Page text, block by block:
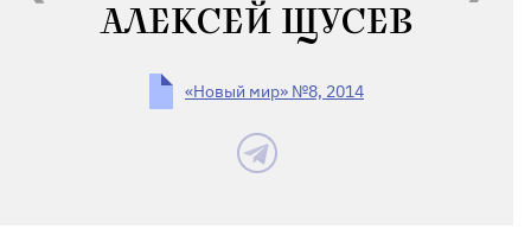
АЛЕКСЕЙ ЩУСЕВ
«Новый мир» №8, 2014